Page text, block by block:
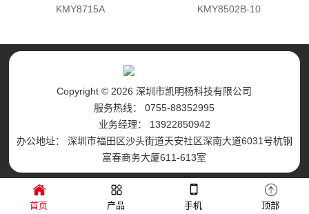
KMY8715A KMY8502B-10
Copyright © 2026 深圳市凯明杨科技有限公司
服务热线： 0755-88352995
业务经理： 13922850942
办公地址： 深圳市福田区沙头街道天安社区深南大道6031号杭钢
富春商务大厦611-613室
首页 产品 手机 顶部